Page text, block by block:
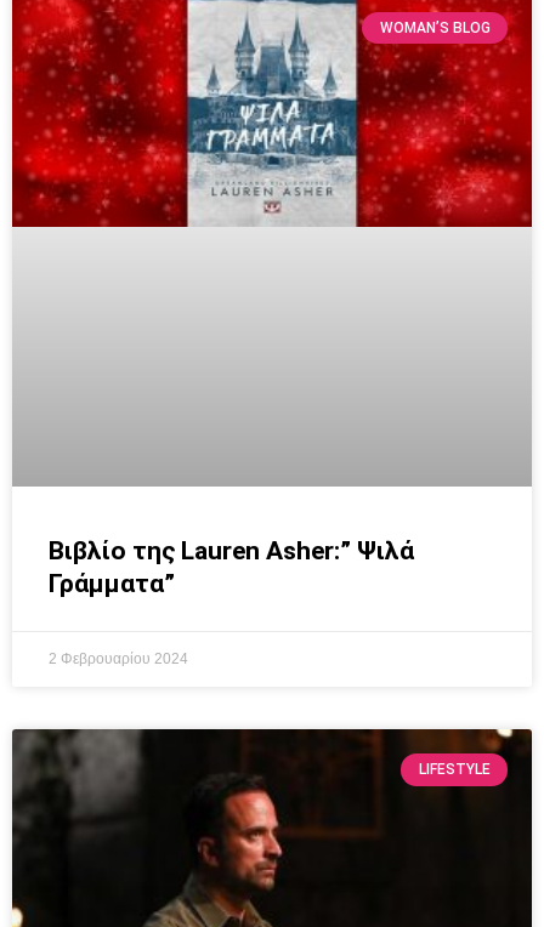
WOMAN’S BLOG
Βιβλίο της Lauren Asher:” Ψιλά
Γράμματα”
2 Φεβρουαρίου 2024
LIFESTYLE